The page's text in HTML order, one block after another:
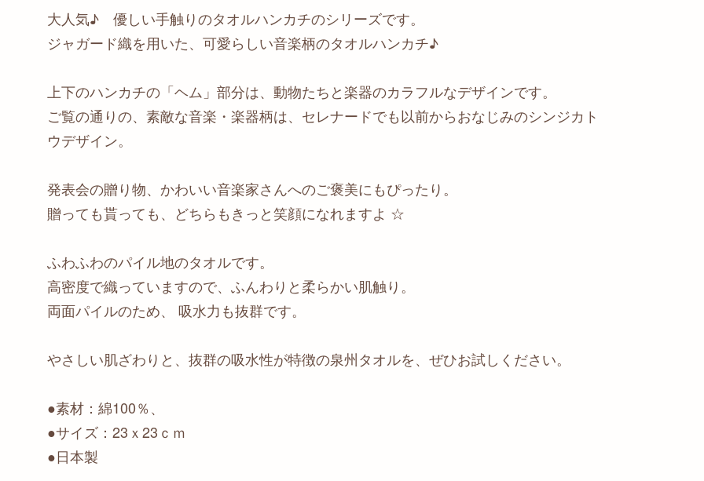
大人気♪ 優しい手触りのタオルハンカチのシリーズです。
ジャガード織を用いた、可愛らしい音楽柄のタオルハンカチ♪
上下のハンカチの「ヘム」部分は、動物たちと楽器のカラフルなデザインです。
ご覧の通りの、素敵な音楽・楽器柄は、セレナードでも以前からおなじみのシンジカト
ウデザイン。
発表会の贈り物、かわいい音楽家さんへのご褒美にもぴったり。
贈っても貰っても、どちらもきっと笑顔になれますよ ☆
ふわふわのパイル地のタオルです。
高密度で織っていますので、ふんわりと柔らかい肌触り。
両面パイルのため、 吸水力も抜群です。
やさしい肌ざわりと、抜群の吸水性が特徴の泉州タオルを、ぜひお試しください。
●素材：綿100％、
●サイズ：23ｘ23ｃｍ
●日本製